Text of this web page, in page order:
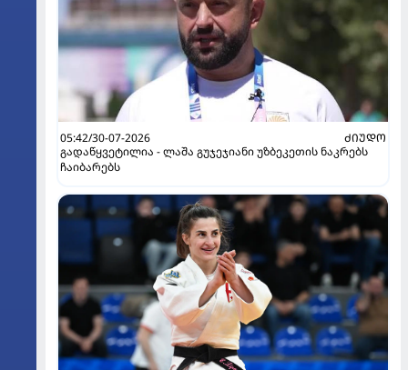
05:42/30-07-2026
ᲫᲘᲣᲓᲝ
გადაწყვეტილია - ლაშა გუჯეჯიანი უზბეკეთის ნაკრებს
ჩაიბარებს